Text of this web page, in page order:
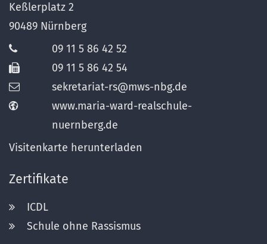
Keßlerplatz 2
90489 Nürnberg
09 11 5 86 42 52
09 11 5 86 42 54
sekretariat-rs@mws-nbg.de
www.maria-ward-realschule-
nuernberg.de
Visitenkarte herunterladen
Zertifikate
ICDL
Schule ohne Rassismus